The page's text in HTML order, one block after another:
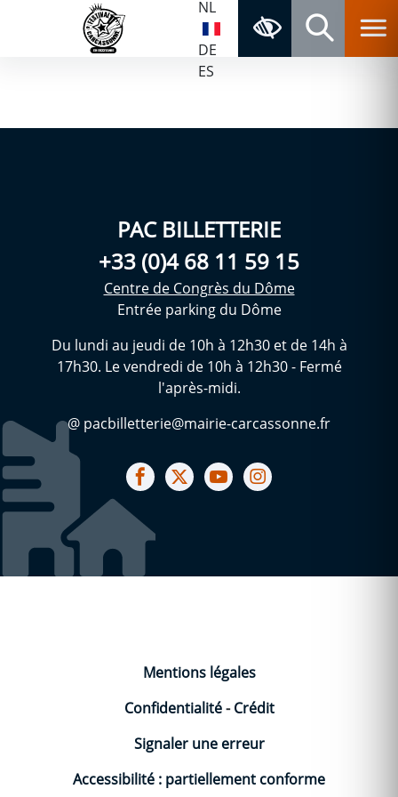
Aller au contenu
Aller au menu
Navigation principaleRetour à la page d'accueil
NL
DE
ES
Accessibilité
PAC BILLETTERIE
+33 (0)4 68 11 59 15
Centre de Congrès du Dôme
Entrée parking du Dôme
Du lundi au jeudi de 10h à 12h30 et de 14h à
17h30. Le vendredi de 10h à 12h30 - Fermé
l'après-midi.
@ pacbilletterie@mairie-carcassonne.fr
Notre facebook
Notre X (ex Twitter)
Notre Chaine youtube
Mentions légales
Confidentialité-Crédit
Signaler une erreur
Accessibilité : partiellement conforme
Panneau de gestion des cookies